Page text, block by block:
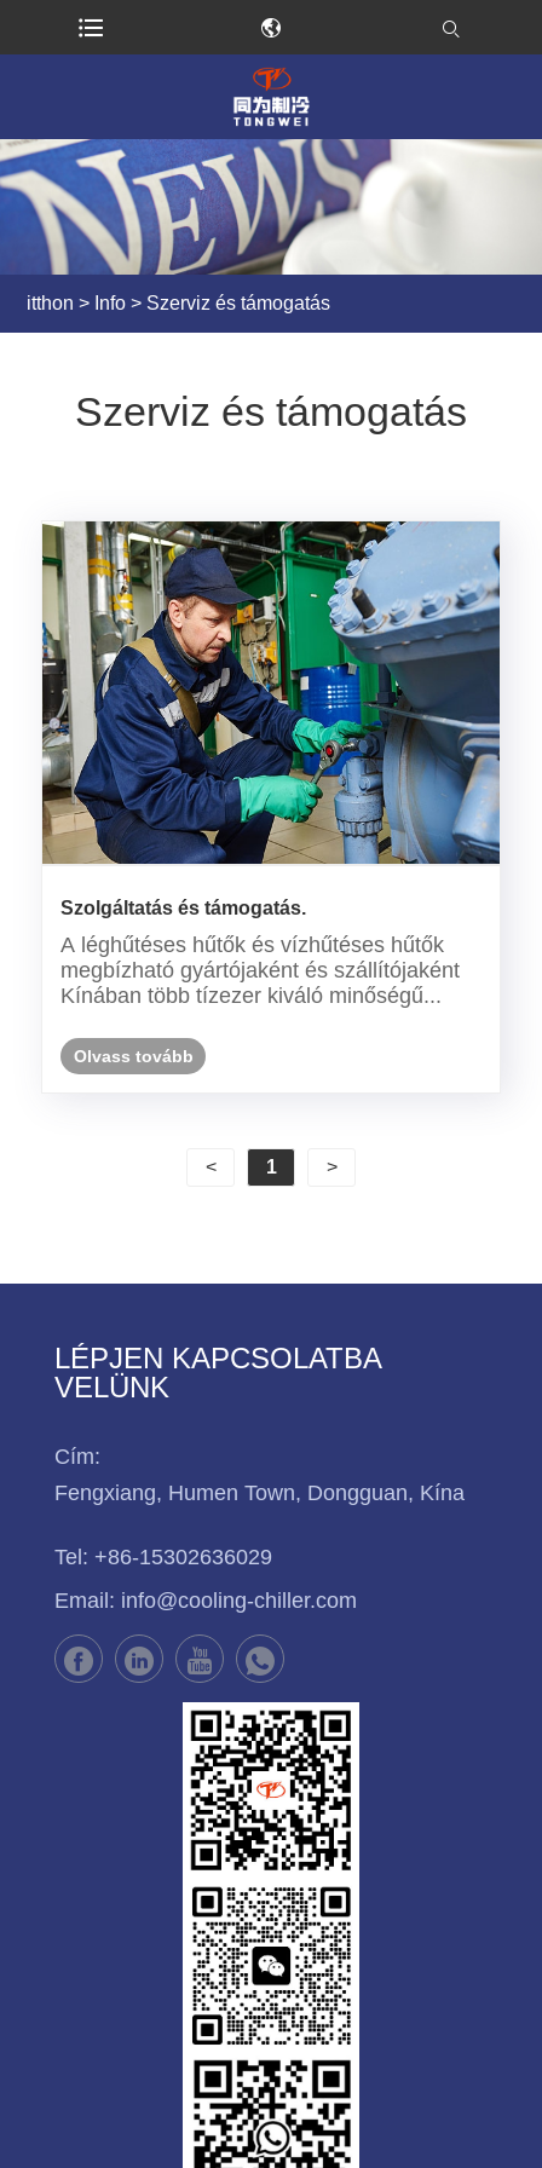
itthon > Info > Szerviz és támogatás
Szerviz és támogatás
Szolgáltatás és támogatás.
A léghűtéses hűtők és vízhűtéses hűtők
megbízható gyártójaként és szállítójaként
Kínában több tízezer kiváló minőségű...
Olvass tovább
< 1 >
LÉPJEN KAPCSOLATBA
VELÜNK
Cím:
Fengxiang, Humen Town, Dongguan, Kína
Tel: +86-15302636029
Email: info@cooling-chiller.com